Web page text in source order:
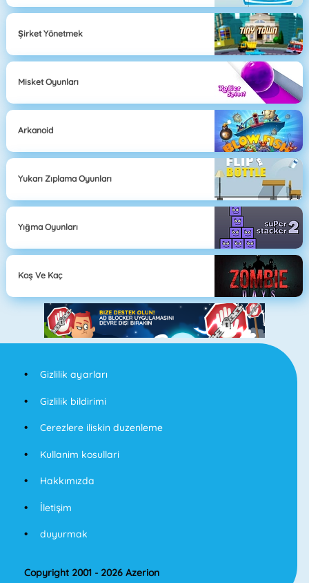
Şirket Yönetmek
Misket Oyunları
Arkanoid
Yukarı Zıplama Oyunları
Yığma Oyunları
Koş Ve Kaç
Gizlilik ayarları
Gizlilik bildirimi
Cerezlere iliskin duzenleme
Kullanim kosullari
Hakkımızda
İletişim
duyurmak
Copyright 2001 - 2026 Azerion